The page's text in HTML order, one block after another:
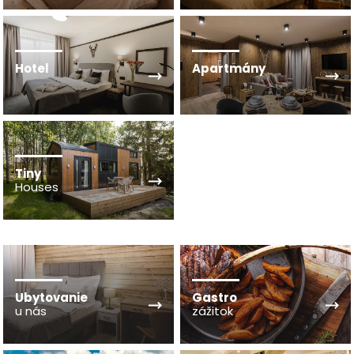
Hotel Apartmány
Tiny
Houses
Ubytovanie
u nás
Gastro
zážitok